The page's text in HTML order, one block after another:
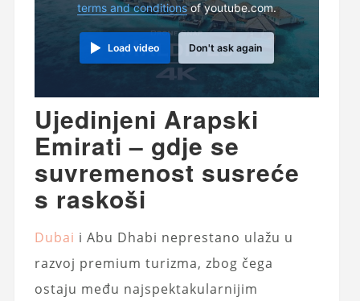
terms and conditionsof youtube.com.
Load video Don't ask again
Ujedinjeni Arapski
Emirati – gdje se
suvremenost susreće
s raskoši
Dubai i Abu Dhabi neprestano ulažu u
razvoj premium turizma, zbog čega
ostaju među najspektakularnijim